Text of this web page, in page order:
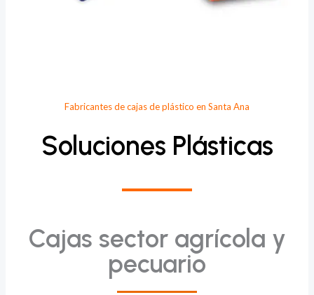
Fabricantes de cajas de plástico en Santa Ana
Soluciones Plásticas
Cajas sector agrícola y
pecuario